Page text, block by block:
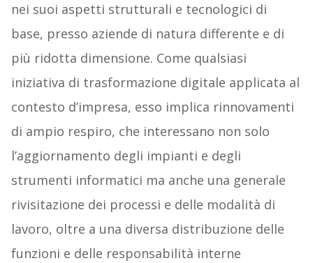
nei suoi aspetti strutturali e tecnologici di
base, presso aziende di natura differente e di
più ridotta dimensione. Come qualsiasi
iniziativa di trasformazione digitale applicata al
contesto d’impresa, esso implica rinnovamenti
di ampio respiro, che interessano non solo
l’aggiornamento degli impianti e degli
strumenti informatici ma anche una generale
rivisitazione dei processi e delle modalità di
lavoro, oltre a una diversa distribuzione delle
funzioni e delle responsabilità interne